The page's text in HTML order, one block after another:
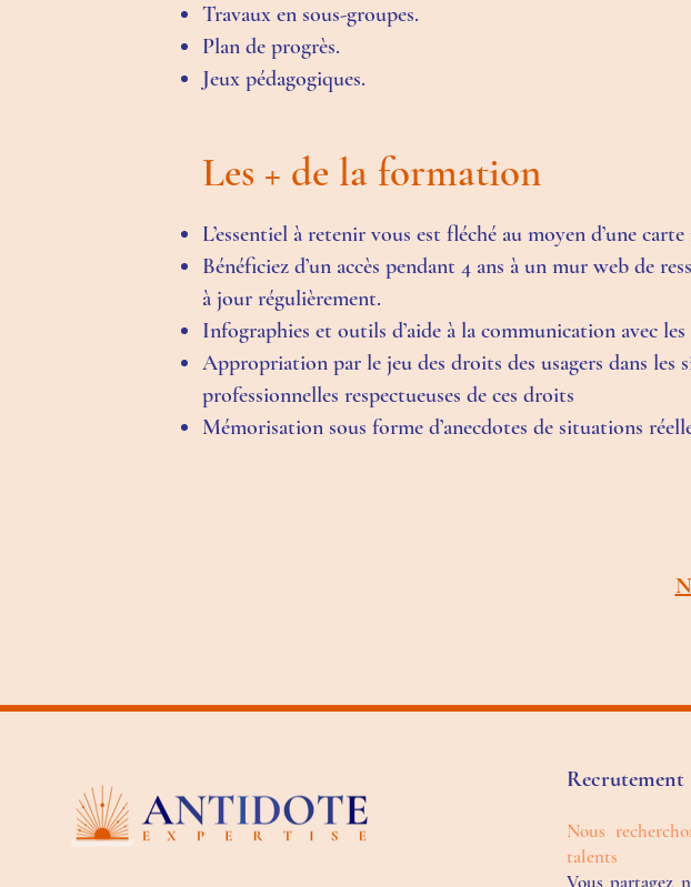
Travaux en sous-groupes.
Plan de progrès.
Jeux pédagogiques.
Les + de la formation
L’essentiel à retenir vous est fléché au moyen d’une
Bénéficiez d’un accès pendant 4 ans à un mur web de
à jour régulièrement.
Infographies et outils d’aide à la communication avec
Appropriation par le jeu des droits des usagers dans
professionnelles respectueuses de ces droits
Mémorisation sous forme d’anecdotes de situations
Recrutement
Nous
talents
Vous partagez